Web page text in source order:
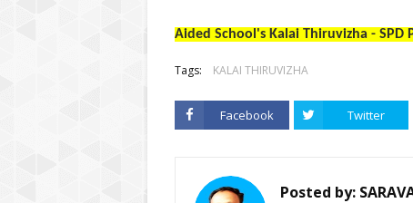
Aided School's Kalai Thiruvizha - SPD
Tags: KALAI THIRUVIZHA
Facebook Twitter
Posted by: